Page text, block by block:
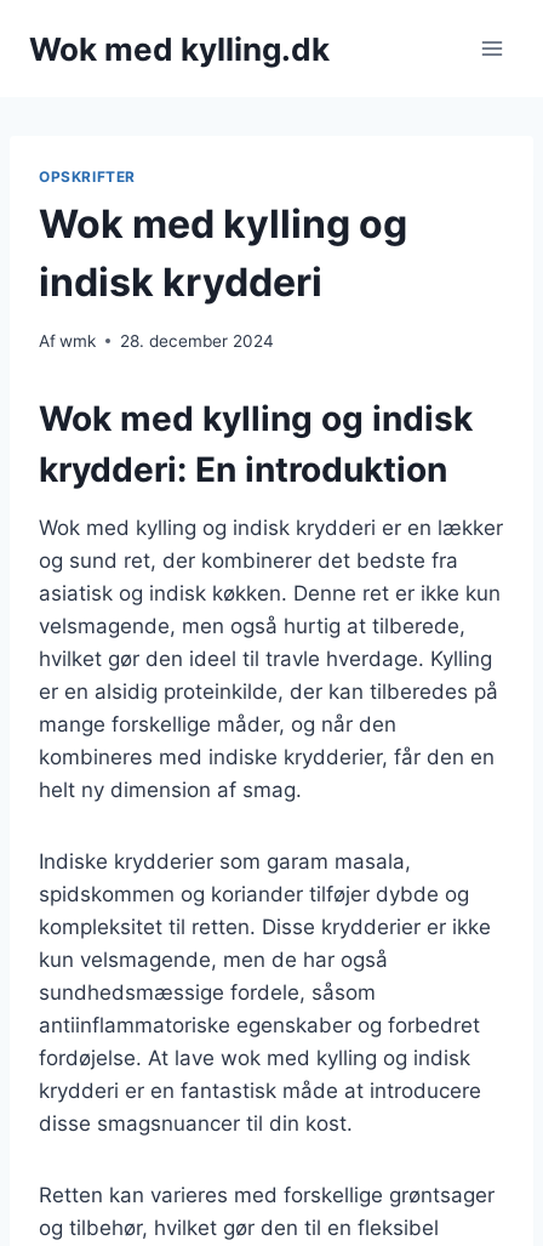
Wok med kylling.dk
OPSKRIFTER
Wok med kylling og
indisk krydderi
Afwmk 28. december 2024
Wok med kylling og indisk
krydderi: En introduktion
Wok med kylling og indisk krydderi er en lækker
og sund ret, der kombinerer det bedste fra
asiatisk og indisk køkken. Denne ret er ikke kun
velsmagende, men også hurtig at tilberede,
hvilket gør den ideel til travle hverdage. Kylling
er en alsidig proteinkilde, der kan tilberedes på
mange forskellige måder, og når den
kombineres med indiske krydderier, får den en
helt ny dimension af smag.
Indiske krydderier som garam masala,
spidskommen og koriander tilføjer dybde og
kompleksitet til retten. Disse krydderier er ikke
kun velsmagende, men de har også
sundhedsmæssige fordele, såsom
antiinflammatoriske egenskaber og forbedret
fordøjelse. At lave wok med kylling og indisk
krydderi er en fantastisk måde at introducere
disse smagsnuancer til din kost.
Retten kan varieres med forskellige grøntsager
og tilbehør, hvilket gør den til en fleksibel